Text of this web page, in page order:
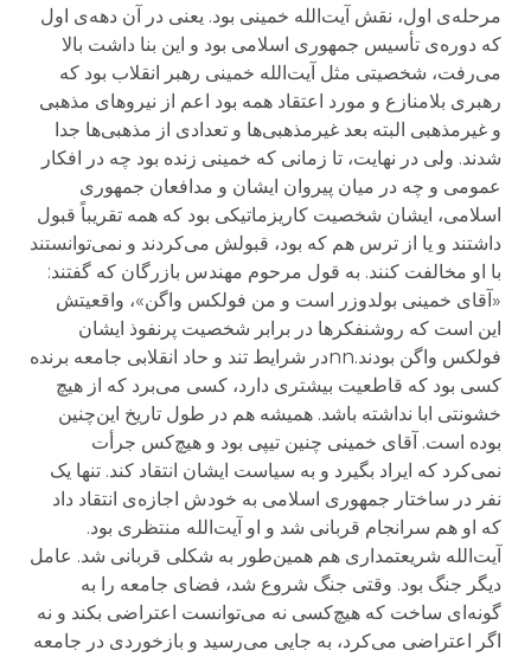
مرحله‌ی اول، نقش آیت‌الله خمینی بود. یعنی در آن دهه‌ی اول
که دوره‌ی تأسیس جمهوری اسلامی بود و این بنا داشت بالا
می‌رفت، شخصیتی مثل آیت‌الله خمینی رهبر انقلاب بود که
رهبری بلامنازع و مورد اعتقاد همه بود اعم از نیروهای مذهبی
و غیرمذهبی البته بعد غیرمذهبی‌ها و تعدادی از مذهبی‌ها جدا
شدند. ولی در نهایت، تا زمانی که خمینی زنده بود چه در افکار
عمومی و چه در میان پیروان ایشان و مدافعان جمهوری
اسلامی، ایشان شخصیت کاریزماتیکی بود که همه تقریباً قبول
داشتند و یا از ترس هم که بود، قبولش می‌کردند و نمی‌توانستند
با او مخالفت کنند. به قول مرحوم مهندس بازرگان که گفتند:
«آقای خمینی بولدوزر است و من فولکس واگن»، واقعیتش
این است که روشنفکرها در برابر شخصیت پرنفوذ ایشان
فولکس واگن بودند.nnدر شرایط تند و حاد انقلابی جامعه برنده
کسی بود که قاطعیت بیشتری دارد، کسی می‌برد که از هیچ
خشونتی ابا نداشته باشد. همیشه هم در طول تاریخ این‌چنین
بوده است. آقای خمینی چنین تیپی بود و هیچ‌کس جرأت
نمی‌کرد که ایراد بگیرد و به سیاست ایشان انتقاد کند. تنها یک
نفر در ساختار جمهوری اسلامی به خودش اجازه‌ی انتقاد داد
که او هم سرانجام قربانی شد و او آیت‌الله منتظری بود.
آیت‌الله شریعتمداری هم همین‌طور به شکلی قربانی شد. عامل
دیگر جنگ بود. وقتی جنگ شروع شد، فضای جامعه را به
گونه‌ای ساخت که هیچ‌کسی نه می‌توانست اعتراضی بکند و نه
اگر اعتراضی می‌کرد، به جایی می‌رسید و بازخوردی در جامعه